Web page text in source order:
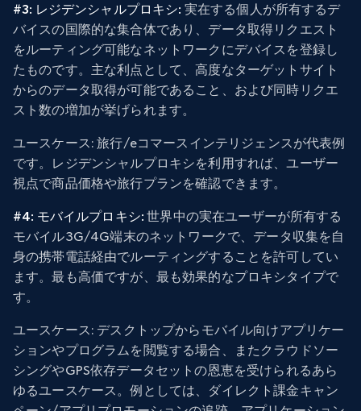
#3: レジデンシャルプロキシ: 実在する個人が所有するデ
バイスの国際的な集合体であり、データ取得リクエスト
をルーティング可能なネットワークにデバイスを登録し
たものです。主な利点として、高度なターゲットサイト
からのデータ取得が可能であること、および同時リクエ
スト数の増加が挙げられます。
ユースケース: 旅行/eコマースインテリジェンスが代表例
です。レジデンシャルプロキシを利用すれば、ユーザー
視点で商品価格や旅行プランを確認できます。
#4: モバイルプロキシ:世界中の実在ユーザーが所有する
モバイル3G/4G端末のネットワークで、データ収集を自
身の携帯電話経由でルーティングすることを許可してい
ます。最も高価ですが、最も効果的なプロキシタイプで
す。
ユースケース : デスクトップからモバイル向けアプリケー
ションやプログラムを閲覧する場合、またクラウドソー
シングやGPS依存データセットの恩恵を受けられるあら
ゆるユースケース。例としては、ダイレクト課金キャン